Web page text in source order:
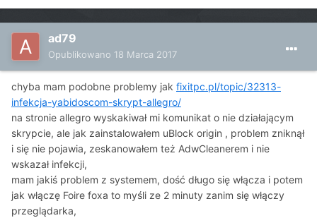
ad79
Opublikowano 18 Marca 2017
chyba mam podobne problemy jak fixitpc.pl/topic/32313-
infekcja-yabidoscom-skrypt-allegro/
na stronie allegro wyskakiwał mi komunikat o nie działającym
skrypcie, ale jak zainstalowałem uBlock origin , problem zniknął
i się nie pojawia, zeskanowałem też AdwCleanerem i nie
wskazał infekcji,
mam jakiś problem z systemem, dość długo się włącza i potem
jak włączę Foire foxa to myśli ze 2 minuty zanim się włączy
przeglądarka,